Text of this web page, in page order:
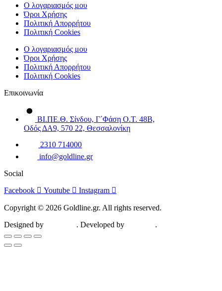
Ο λογαριασμός μου
Όροι Χρήσης
Πολιτική Απορρήτου
Πολιτική Cookies
Ο λογαριασμός μου
Όροι Χρήσης
Πολιτική Απορρήτου
Πολιτική Cookies
Επικοινωνία
ΒΙ.ΠΕ.Θ. Σίνδου, Γ΄Φάση Ο.Τ. 48Β,
Οδός ΔΑ9, 570 22, Θεσσαλονίκη
2310 714000
info@goldline.gr
Social
Facebook Youtube Instagram
Copyright © 2026 Goldline.gr. All rights reserved.
Designed by
. Developed by .